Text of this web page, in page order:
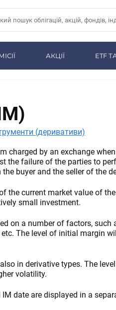
АКЦІЇ ETF
(деривативи)
charged by an exchange
the failure of the parties to
buyer and the seller of the
the current market value of
small investment.
on a number of factors, such
The level of initial margin
in derivative types. The
volatility.
date are displayed in a